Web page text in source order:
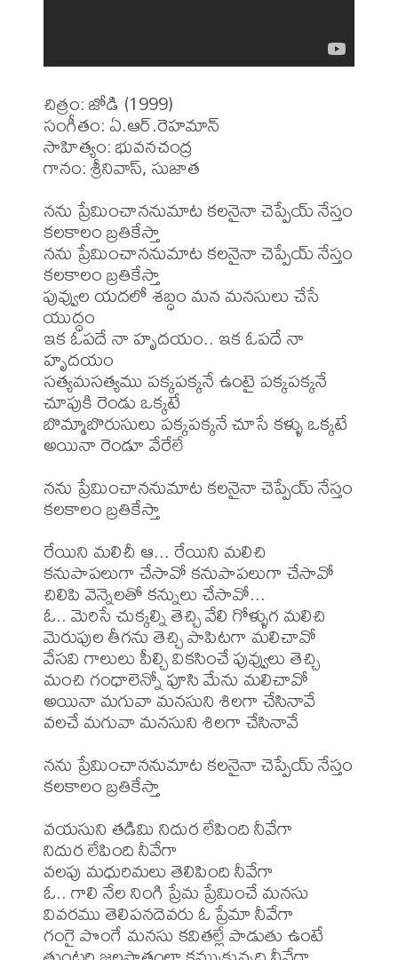
చిత్రం: జోడి (1999)
సంగీతం: ఏ.ఆర్.రెహమాన్
సాహిత్యం: భువనచంద్ర
గానం: శ్రీనివాస్, సుజాత
నను ప్రేమించాననుమాట కలనైనా చెప్పేయ్ నేస్తం
కలకాలం బ్రతికేస్తా
నను ప్రేమించాననుమాట కలనైనా చెప్పేయ్ నేస్తం
కలకాలం బ్రతికేస్తా
పువ్వుల యదలో శబ్ధం మన మనసులు చేసే
యుద్ధం
ఇక ఓపదే నా హృదయం.. ఇక ఓపదే నా
హృదయం
సత్యమసత్యము పక్కపక్కనే ఉంటై పక్కపక్కనే
చూపుకి రెండు ఒక్కటే
బొమ్మాబొరుసులు పక్కపక్కనే చూసే కళ్ళు ఒక్కటే
అయినా రెండూ వేరేలే
నను ప్రేమించాననుమాట కలనైనా చెప్పేయ్ నేస్తం
కలకాలం బ్రతికేస్తా
రేయిని మలిచీ ఆ... రేయిని మలిచి
కనుపాపలుగా చేసావో కనుపాపలుగా చేసావో
చిలిపి వెన్నెలతో కన్నులు చేసావో...
ఓ.. మెరిసే చుక్కల్ని తెచ్చి వేలి గోళ్ళుగ మలిచి
మెరుపుల తీగను తెచ్చి పాపిటగా మలిచావో
వేసవి గాలులు పీల్చి వికసించే పువ్వులు తెచ్చి
మంచి గంధాలెన్నో పూసి మేను మలిచావో
అయినా మగువా మనసుని శిలగా చేసినావే
వలచే మగువా మనసుని శిలగా చేసినావే
నను ప్రేమించాననుమాట కలనైనా చెప్పేయ్ నేస్తం
కలకాలం బ్రతికేస్తా
వయసుని తడిమి నిదుర లేపింది నీవేగా
నిదుర లేపింది నీవేగా
వలపు మధురిమలు తెలిపింది నీవేగా
ఓ.. గాలి నేల నింగి ప్రేమ ప్రేమించే మనసు
వివరము తెలిపనదెవరు ఓ ప్రేమా నీవేగా
గంగై పొంగే మనసు కవితల్లే పాడుతు ఉంటే